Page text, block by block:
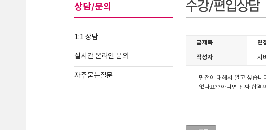
상담/문의
1:1 상담
실시간 온라인 문의
자주묻는질문